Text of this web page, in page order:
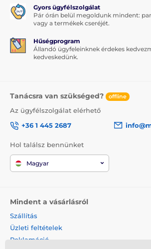
Gyors ügyfélszolgálat
Pár órán belül megoldunk mindent:
vagy a termékek cseréjét.
Hűségprogram
Állandó ügyfeleinknek érdekes
kedveskedünk.
Tanácsra van szükséged? offline
Az ügyfélszolgálat elérhető
+36 1 445 2687
Hol találsz bennünket
Magyar
Mindent a vásárlásról
Szállítás
Üzleti feltételek
Reklamáció